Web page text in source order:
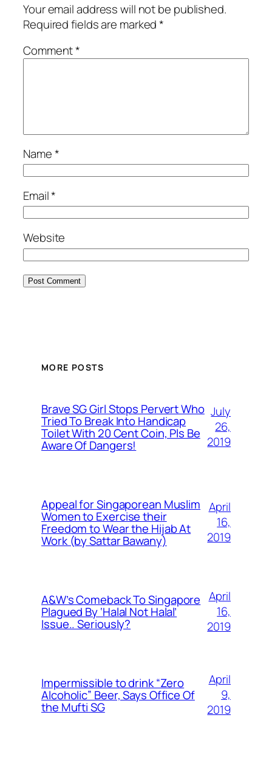
Your email address will not be published.
Required fields are marked*
Comment*
Name*
Email*
Website
MORE POSTS
Brave SG Girl Stops Pervert Who
Tried To Break Into Handicap
Toilet With 20 Cent Coin, Pls Be
Aware Of Dangers!
July
26,
2019
Appeal for Singaporean Muslim
Women to Exercise their
Freedom to Wear the Hijab At
Work (by Sattar Bawany)
April
16,
2019
A&W’s Comeback To Singapore
Plagued By ‘Halal Not Halal’
Issue.. Seriously?
April
16,
2019
Impermissible to drink “Zero
Alcoholic” Beer, Says Office Of
the Mufti SG
April
9,
2019